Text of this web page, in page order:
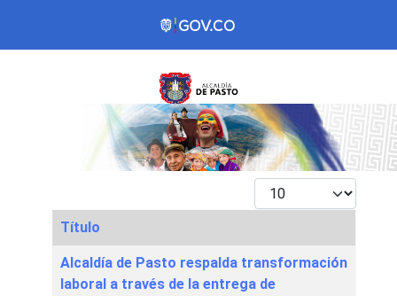
Mostrar #
Articles
Título
Alcaldía de Pasto respalda transformación
laboral a través de la entrega de